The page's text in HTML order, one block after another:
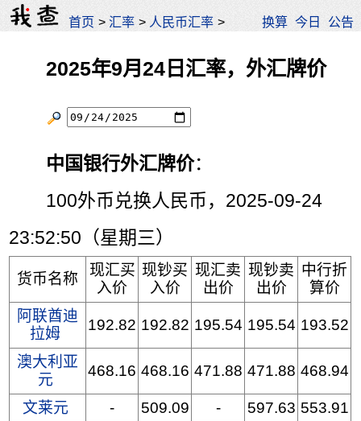
首页 >汇率 > 人民币汇率 > 换算 今日 公告
2025年9月24日汇率，外汇牌价
中国银行外汇牌价：
100外币兑换人民币，2025-09-24
23:52:50（星期三）
货币名称
现汇买
入价
现钞买
入价
现汇卖
出价
现钞卖
出价
中行折
算价
阿联酋迪
拉姆
192.82 192.82 195.54 195.54 193.52
澳大利亚
元
468.16 468.16 471.88 471.88 468.94
文莱元 - 509.09 - 597.63 553.91